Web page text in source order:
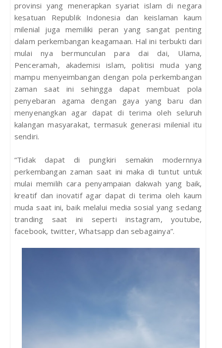
provinsi yang menerapkan syariat islam di negara
kesatuan Republik Indonesia dan keislaman kaum
milenial juga memiliki peran yang sangat penting
dalam perkembangan keagamaan. Hal ini terbukti dari
mulai nya bermunculan para dai dai, Ulama,
Penceramah, akademisi islam, politisi muda yang
mampu menyeimbangan dengan pola perkembangan
zaman saat ini sehingga dapat membuat pola
penyebaran agama dengan gaya yang baru dan
menyenangkan agar dapat di terima oleh seluruh
kalangan masyarakat, termasuk generasi milenial itu
sendiri.
“Tidak dapat di pungkiri semakin modernnya
perkembangan zaman saat ini maka di tuntut untuk
mulai memilih cara penyampaian dakwah yang baik,
kreatif dan inovatif agar dapat di terima oleh kaum
muda saat ini, baik melalui media sosial yang sedang
tranding saat ini seperti instagram, youtube,
facebook, twitter, Whatsapp dan sebagainya”.